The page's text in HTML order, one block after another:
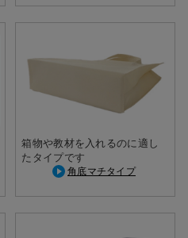
箱物や教材を入れるのに適し
たタイプです
角底マチタイプ